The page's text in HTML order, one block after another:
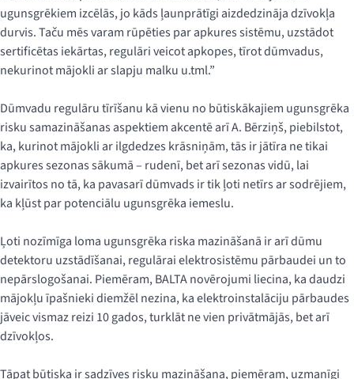
ugunsgrēkiem izcēlās, jo kāds ļaunprātīgi aizdedzināja dzīvokļa
durvis. Taču mēs varam rūpēties par apkures sistēmu, uzstādot
sertificētas iekārtas, regulāri veicot apkopes, tīrot dūmvadus,
nekurinot mājokli ar slapju malku u.tml.”
Dūmvadu regulāru tīrīšanu kā vienu no būtiskākajiem ugunsgrēka
risku samazināšanas aspektiem akcentē arī A. Bērziņš, piebilstot,
ka, kurinot mājokli ar ilgdedzes krāsniņām, tās ir jātīra ne tikai
apkures sezonas sākumā – rudenī, bet arī sezonas vidū, lai
izvairītos no tā, ka pavasarī dūmvads ir tik ļoti netīrs ar sodrējiem,
ka kļūst par potenciālu ugunsgrēka iemeslu.
Ļoti nozīmīga loma ugunsgrēka riska mazināšanā ir arī dūmu
detektoru uzstādīšanai, regulārai elektrosistēmu pārbaudei un to
nepārslogošanai. Piemēram, BALTA novērojumi liecina, ka daudzi
mājokļu īpašnieki diemžēl nezina, ka elektroinstalāciju pārbaudes
jāveic vismaz reizi 10 gados, turklāt ne vien privātmājās, bet arī
dzīvokļos.
Tāpat būtiska ir sadzīves risku mazināšana, piemēram, uzmanīgi